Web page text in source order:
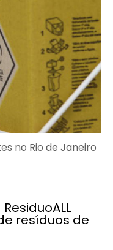
no Rio de Janeiro
resíduos de